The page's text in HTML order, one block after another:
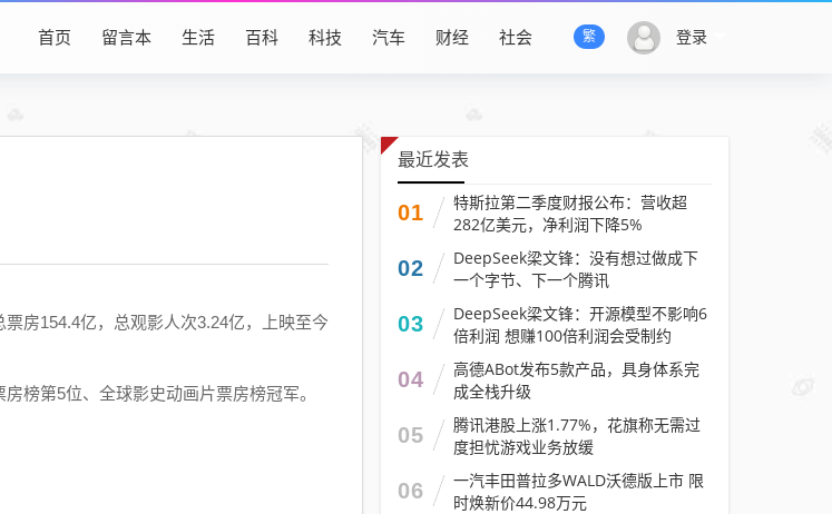
登录
繁
首页 留言本 生活 百科 科技 汽车 财经 社会
房154.4亿，总观影人次3.24亿，上映至今
榜第5位、全球影史动画片票房榜冠军。
最近发表
01
特斯拉第二季度财报公布：营收超
282亿美元，净利润下降5%
02
DeepSeek梁文锋：没有想过做成下
一个字节、下一个腾讯
03
DeepSeek梁文锋：开源模型不影响6
倍利润 想赚100倍利润会受制约
04
高德ABot发布5款产品，具身体系完
成全栈升级
05
腾讯港股上涨1.77%，花旗称无需过
度担忧游戏业务放缓
06
一汽丰田普拉多WALD沃德版上市 限
时焕新价44.98万元